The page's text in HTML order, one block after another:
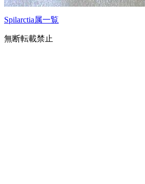
Spilarctia属一覧
無断転載禁止